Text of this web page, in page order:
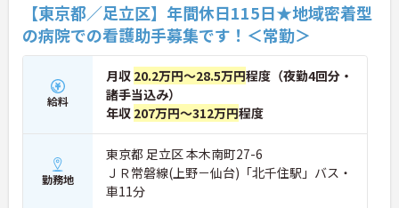
【東京都／足立区】年間休日115日★地域密着型
の病院での看護助手募集です！＜常勤＞
給料
月収 20.2万円～28.5万円程度（夜勤4回分・
諸手当込み）
年収 207万円～312万円程度
勤務地
東京都 足立区 本木南町27-6
ＪＲ常磐線(上野－仙台)「北千住駅」バス・
車11分